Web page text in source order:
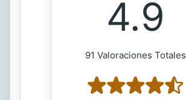
4.9
91 Valoraciones Totales